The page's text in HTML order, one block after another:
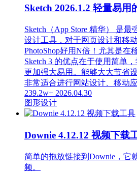
Sketch 2026.1.2 轻量易用
Sketch（App Store 精华） 是
设计工具，对于网页设计和移
PhotoShop好用N倍！尤其是在
Sketch 3 的优点在于使用简单
更加强大易用。能够大大节省
非常适合进行网站设计、移动
239.2w+ 2026.04.30
图形设计
Downie 4.12.12 视频下载
简单的拖放链接到Downie，它
频。